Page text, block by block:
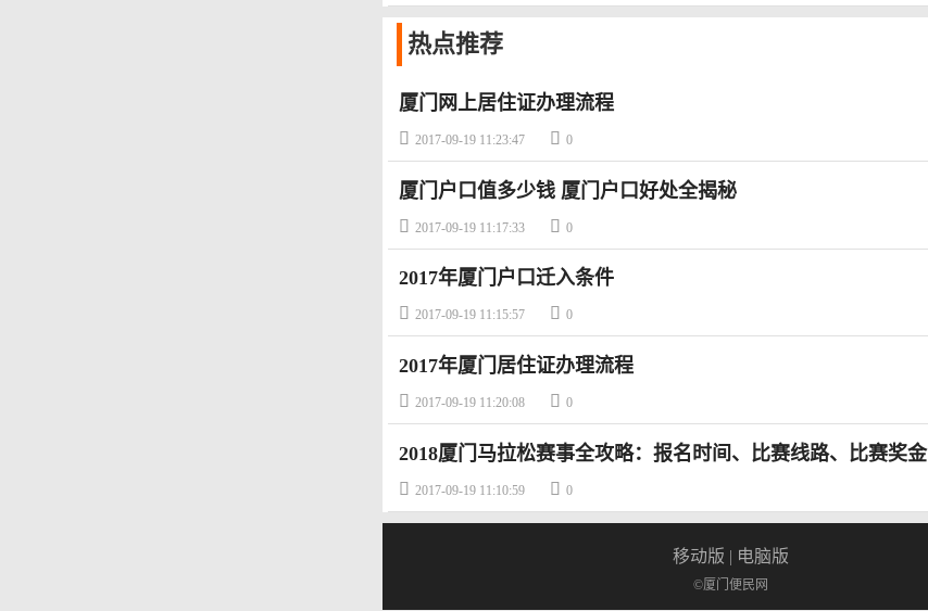
热点推荐
厦门网上居住证办理流程
 2017-09-19 11:23:47  0
厦门户口值多少钱 厦门户口好处全揭秘
 2017-09-19 11:17:33  0
2017年厦门户口迁入条件
 2017-09-19 11:15:57  0
2017年厦门居住证办理流程
 2017-09-19 11:20:08  0
2018厦门马拉松赛事全攻略：报名时间、比赛线路、比赛奖金
 2017-09-19 11:10:59  0
移动版 | 电脑版
©厦门便民网